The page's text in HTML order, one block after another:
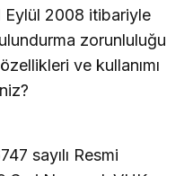
Eylül 2008 itibariyle
zorunluluğu
ve kullanımı
sayılı Resmi